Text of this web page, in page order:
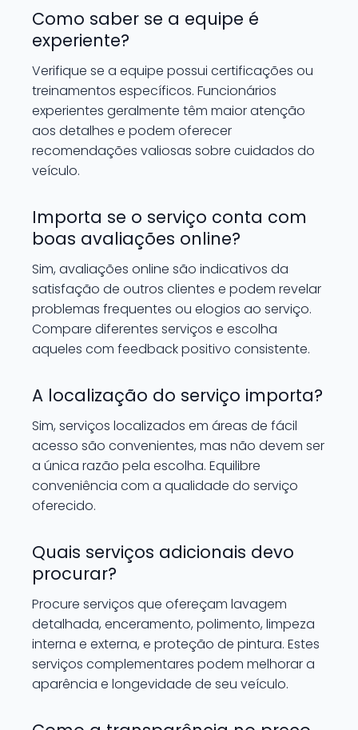
Como saber se a equipe é
experiente?
Verifique se a equipe possui certificações ou
treinamentos específicos. Funcionários
experientes geralmente têm maior atenção
aos detalhes e podem oferecer
recomendações valiosas sobre cuidados do
veículo.
Importa se o serviço conta com
boas avaliações online?
Sim, avaliações online são indicativos da
satisfação de outros clientes e podem revelar
problemas frequentes ou elogios ao serviço.
Compare diferentes serviços e escolha
aqueles com feedback positivo consistente.
A localização do serviço importa?
Sim, serviços localizados em áreas de fácil
acesso são convenientes, mas não devem ser
a única razão pela escolha. Equilibre
conveniência com a qualidade do serviço
oferecido.
Quais serviços adicionais devo
procurar?
Procure serviços que ofereçam lavagem
detalhada, enceramento, polimento, limpeza
interna e externa, e proteção de pintura. Estes
serviços complementares podem melhorar a
aparência e longevidade de seu veículo.